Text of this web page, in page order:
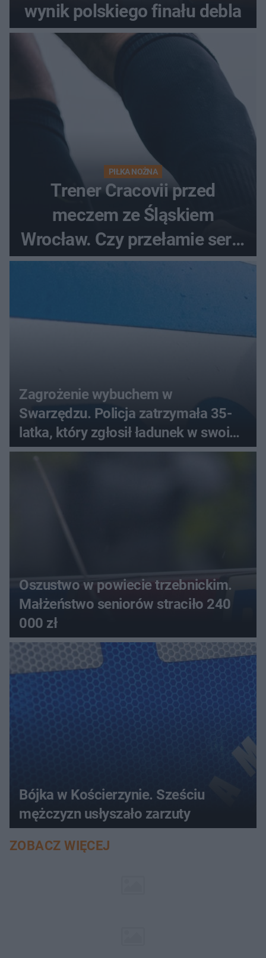
wynik polskiego finału debla
PIŁKA NOŻNA
Trener Cracovii przed
meczem ze Śląskiem
Wrocław. Czy przełamie serię
bez wygranej?
Zagrożenie wybuchem w
Swarzędzu. Policja zatrzymała 35-
latka, który zgłosił ładunek w swoim
aucie
Oszustwo w powiecie trzebnickim.
Małżeństwo seniorów straciło 240
000 zł
Bójka w Kościerzynie. Sześciu
mężczyzn usłyszało zarzuty
ZOBACZ WIĘCEJ